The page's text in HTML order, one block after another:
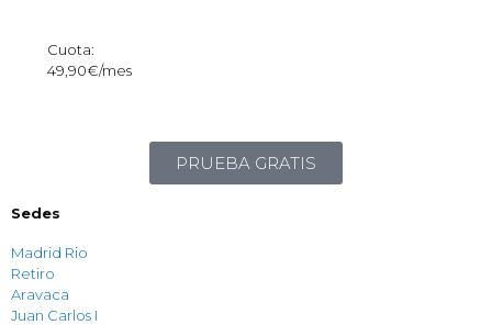
Cuota:
49,90€/mes
PRUEBA GRATIS
Sedes
Madrid Rio
Retiro
Aravaca
Juan Carlos I